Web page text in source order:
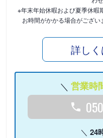
※年末年始休暇および夏季休暇
お時間がかかる場合がござい
詳し
営業時
24